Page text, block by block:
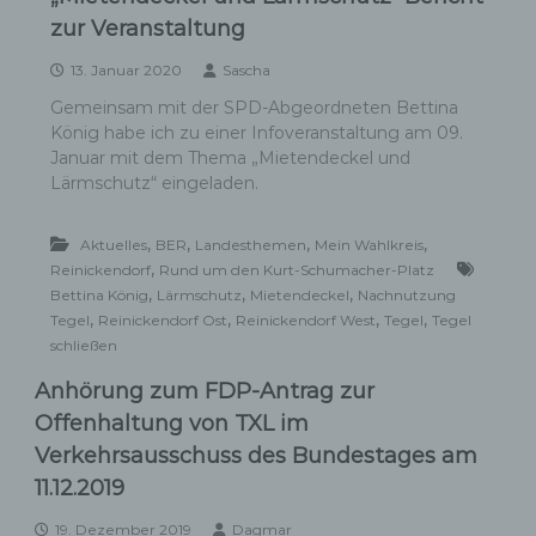
zur Veranstaltung
13. Januar 2020 Sascha
Gemeinsam mit der SPD-Abgeordneten Bettina
König habe ich zu einer Infoveranstaltung am 09.
Januar mit dem Thema „Mietendeckel und
Lärmschutz“ eingeladen.
Aktuelles, BER, Landesthemen, Mein Wahlkreis,
Reinickendorf, Rund um den Kurt-Schumacher-Platz
Bettina König, Lärmschutz, Mietendeckel, Nachnutzung
Tegel, Reinickendorf Ost, Reinickendorf West, Tegel, Tegel
schließen
Anhörung zum FDP-Antrag zur
Offenhaltung von TXL im
Verkehrsausschuss des Bundestages am
11.12.2019
19. Dezember 2019 Dagmar